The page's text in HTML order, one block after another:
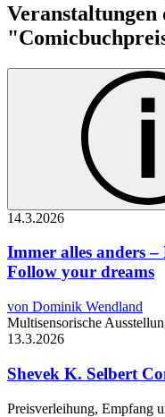
Veranstaltungen
14.3.2026
Immer alles anders
Follow your dreams
von Dominik Wendland
Multisensorische
13.3.2026
Shevek K. Selbert
Preisverleihung, Empfang